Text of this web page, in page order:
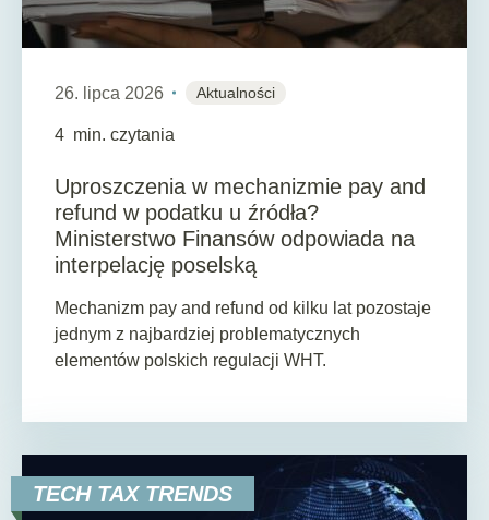
26. lipca 2026 Aktualności
4 min. czytania
Uproszczenia w mechanizmie pay and
refund w podatku u źródła?
Ministerstwo Finansów odpowiada na
interpelację poselską
Mechanizm pay and refund od kilku lat pozostaje
jednym z najbardziej problematycznych
elementów polskich regulacji WHT.
TECH TAX TRENDS